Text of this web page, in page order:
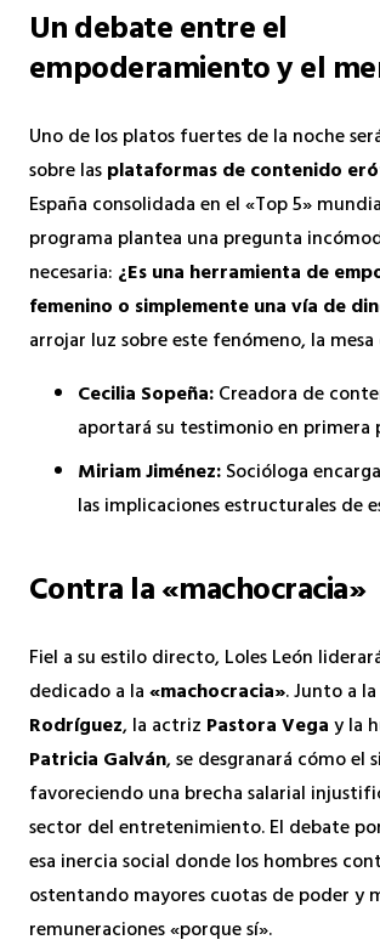
Un debate entre el
empoderamiento y el
Uno de los platos fuertes de la noche
sobre lasplataformas de contenido
España consolidada en el «Top 5»
programa plantea una pregunta
necesaria: ¿Es una herramienta de
femenino o simplemente una vía de
arrojar luz sobre este fenómeno, la
Cecilia Sopeña:Creadora de
aportará su testimonio en primera
Miriam Jiménez:Socióloga
las implicaciones estructurales de
Contra la «machocracia»
Fiel a su estilo directo, Loles León
dedicado a la«machocracia». Junto a
Rodríguez, la actriz Pastora Vegay la
Patricia Galván, se desgranará cómo el
favoreciendo una brecha salarial
sector del entretenimiento. El debate
esa inercia social donde los hombres
ostentando mayores cuotas de poder y
remuneraciones «porque sí».